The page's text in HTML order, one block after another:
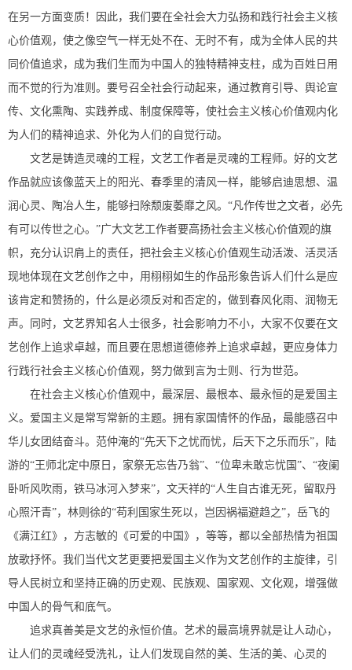
在另一方面变质！因此，我们要在全社会大力弘扬和践行社会主义核
心价值观，使之像空气一样无处不在、无时不有，成为全体人民的共
同价值追求，成为我们生而为中国人的独特精神支柱，成为百姓日用
而不觉的行为准则。要号召全社会行动起来，通过教育引导、舆论宣
传、文化熏陶、实践养成、制度保障等，使社会主义核心价值观内化
为人们的精神追求、外化为人们的自觉行动。
文艺是铸造灵魂的工程，文艺工作者是灵魂的工程师。好的文艺
作品就应该像蓝天上的阳光、春季里的清风一样，能够启迪思想、温
润心灵、陶冶人生，能够扫除颓废萎靡之风。“凡作传世之文者，必先
有可以传世之心。”广大文艺工作者要高扬社会主义核心价值观的旗
帜，充分认识肩上的责任，把社会主义核心价值观生动活泼、活灵活
现地体现在文艺创作之中，用栩栩如生的作品形象告诉人们什么是应
该肯定和赞扬的，什么是必须反对和否定的，做到春风化雨、润物无
声。同时，文艺界知名人士很多，社会影响力不小，大家不仅要在文
艺创作上追求卓越，而且要在思想道德修养上追求卓越，更应身体力
行践行社会主义核心价值观，努力做到言为士则、行为世范。
在社会主义核心价值观中，最深层、最根本、最永恒的是爱国主
义。爱国主义是常写常新的主题。拥有家国情怀的作品，最能感召中
华儿女团结奋斗。范仲淹的“先天下之忧而忧，后天下之乐而乐”，陆
游的“王师北定中原日，家祭无忘告乃翁”、“位卑未敢忘忧国”、“夜阑
卧听风吹雨，铁马冰河入梦来”，文天祥的“人生自古谁无死，留取丹
心照汗青”，林则徐的“苟利国家生死以，岂因祸福避趋之”，岳飞的
《满江红》，方志敏的《可爱的中国》，等等，都以全部热情为祖国
放歌抒怀。我们当代文艺更要把爱国主义作为文艺创作的主旋律，引
导人民树立和坚持正确的历史观、民族观、国家观、文化观，增强做
中国人的骨气和底气。
追求真善美是文艺的永恒价值。艺术的最高境界就是让人动心，
让人们的灵魂经受洗礼，让人们发现自然的美、生活的美、心灵的